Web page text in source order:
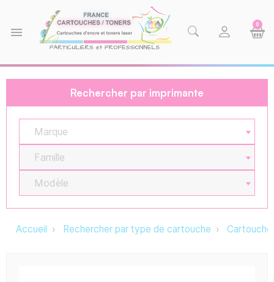
menu
0
Rechercher par imprimante
Marque
Famille
Modèle
Accueil Rechercher par type de cartouche